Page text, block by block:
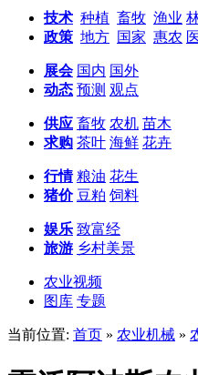
技术 种植 畜牧 渔业
政策 地方 国家 惠农
展会 国内 国外
动态 预测 观点
供应 畜牧 农机 苗木
求购 茶叶 海鲜 花卉
行情 粮油 花生
猪价 豆粕 饲料
娱乐 致富经
旅游 乡村美景
农业视频
图库 专题
当前位置: 首页 » 农业机械 »